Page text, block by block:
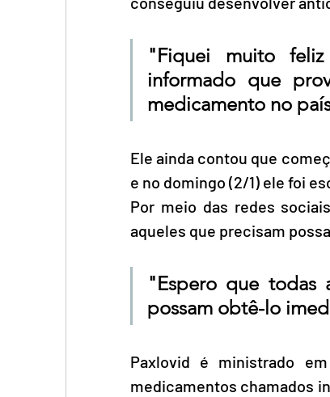
"Fiquei muito
informado que
medicamento no
Ele ainda contou que
e no domingo (2/1) ele foi
Por meio das redes
aqueles que precisam
"Espero que todas
possam obtê-lo
Paxlovid é ministrado
medicamentos chamados